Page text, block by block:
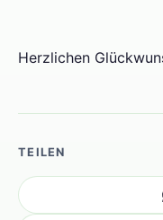
Herzlichen
TEILEN